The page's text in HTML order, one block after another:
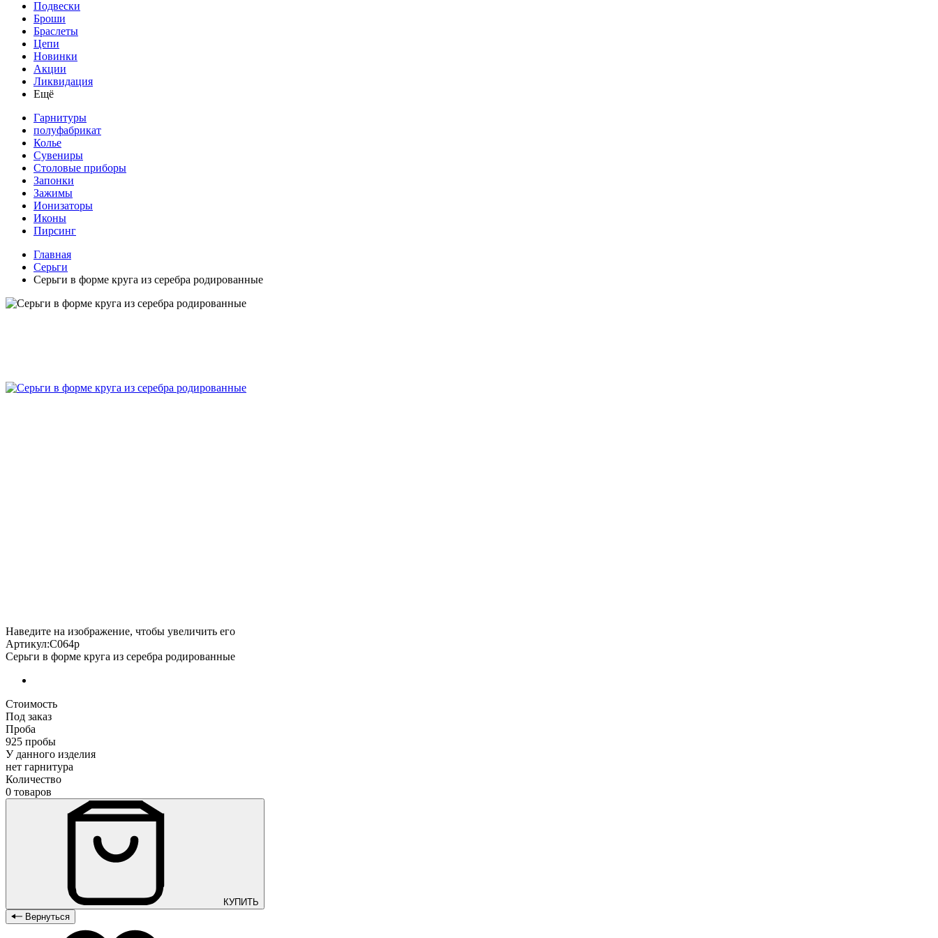
Подвески
Броши
Браслеты
Цепи
Новинки
Акции
Ликвидация
Ещё
Гарнитуры
полуфабрикат
Колье
Сувениры
Столовые приборы
Запонки
Зажимы
Ионизаторы
Иконы
Пирсинг
Главная
Серьги
Серьги в форме круга из серебра родированные
Наведите на изображение, чтобы увеличить его
Артикул:С064р
Серьги в форме круга из серебра родированные
Стоимость
Под заказ
Проба
925 пробы
У данного изделия
нет гарнитура
Количество
0 товаров
КУПИТЬ
Вернуться